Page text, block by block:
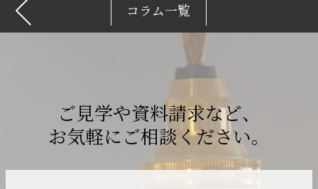
コラム一覧
ご見学や資料請求など、
お気軽にご相談ください。